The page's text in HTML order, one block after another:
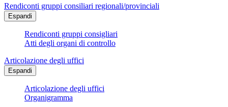
Rendiconti gruppi consiliari regionali/provinciali
Espandi
Rendiconti gruppi consigliari
Atti degli organi di controllo
Articolazione degli uffici
Espandi
Articolazione degli uffici
Organigramma